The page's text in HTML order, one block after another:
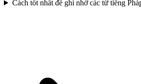
Cách tốt nhất để ghi nhớ các từ tiếng